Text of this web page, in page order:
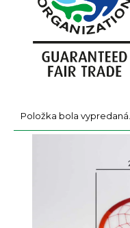
Položka bola vypredaná…
a
m